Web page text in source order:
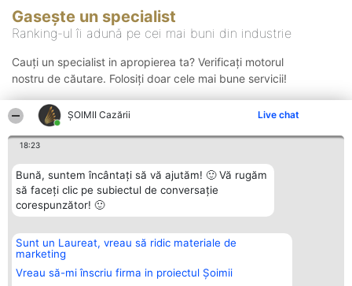
ȘOIMII Cazării Live chat
18:23
Bună, suntem încântați să vă ajutăm! 🙂 Vă rugăm
să faceți clic pe subiectul de conversație
corespunzător! 🙂
Sunt un Laureat, vreau să ridic materiale de
marketing
Vreau să-mi înscriu firma in proiectul Șoimii
Gasește un specialist
Ranking-ul îi adună pe cei mai buni din industrie
Cauți un specialist in apropierea ta? Verificați motorul
nostru de căutare. Folosiți doar cele mai bune servicii!
Organizator Ranking
BRIGHT SOLUTIONS BR SRL
Aleea Timisul De Sus 2 Bl. A30
Sc. A Et. 4 Ap. 13 Cod 061952
Plebiscyt
Lista Tuturor
Laureaților
Contact